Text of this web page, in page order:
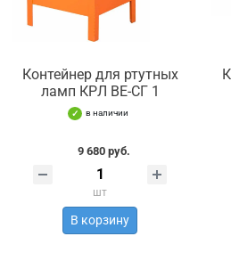
Контейнер для ртутных
ламп КРЛ ВЕ-СГ 1
в наличии
9 680 руб.
шт
В корзину